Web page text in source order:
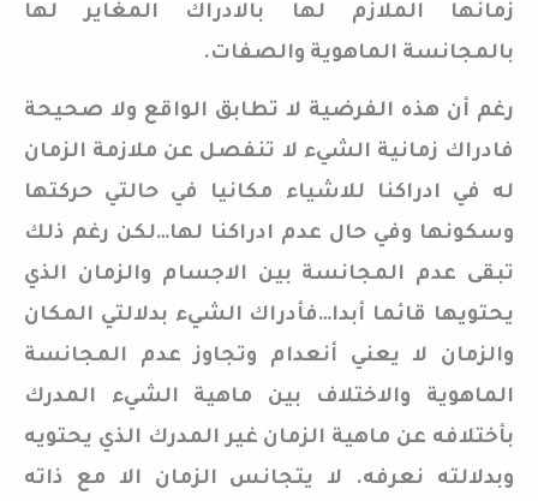
زمانها الملازم لها بالادراك المغاير لها
بالمجانسة الماهوية والصفات.
رغم أن هذه الفرضية لا تطابق الواقع ولا صحيحة
فادراك زمانية الشيء لا تنفصل عن ملازمة الزمان
له في ادراكنا للاشياء مكانيا في حالتي حركتها
وسكونها وفي حال عدم ادراكنا لها…لكن رغم ذلك
تبقى عدم المجانسة بين الاجسام والزمان الذي
يحتويها قائما أبدا…فأدراك الشيء بدلالتي المكان
والزمان لا يعني أنعدام وتجاوز عدم المجانسة
الماهوية والاختلاف بين ماهية الشيء المدرك
بأختلافه عن ماهية الزمان غير المدرك الذي يحتويه
وبدلالته نعرفه. لا يتجانس الزمان الا مع ذاته